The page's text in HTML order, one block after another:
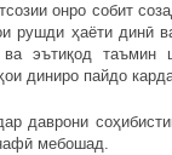
онро собит
рушди ҳаёти динӣ
эътиқод таъмин
диниро пайдо
даврони
мебошад.